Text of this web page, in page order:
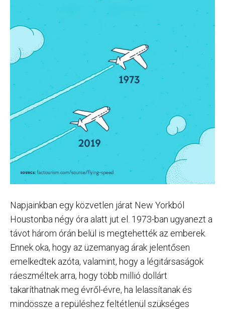
Napjainkban egy közvetlen járat New Yorkból
Houstonba négy óra alatt jut el. 1973-ban ugyanezt a
távot három órán belül is megtehették az emberek.
Ennek oka, hogy az üzemanyag árak jelentősen
emelkedtek azóta, valamint, hogy a légitársaságok
ráeszméltek arra, hogy több millió dollárt
takaríthatnak meg évről-évre, ha lelassítanak és
mindössze a repüléshez feltétlenül szükséges